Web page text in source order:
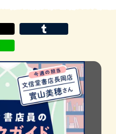
五話は、優しさと温かさに加
みもしっかりときいている。
「マ